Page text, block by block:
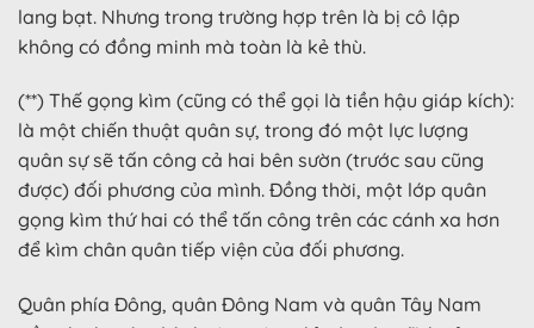
lang bạt. Nhưng trong trường hợp trên là bị cô lập
không có đồng minh mà toàn là kẻ thù.
(**) Thế gọng kìm (cũng có thể gọi là tiền hậu giáp kích):
là một chiến thuật quân sự, trong đó một lực lượng
quân sự sẽ tấn công cả hai bên sườn (trước sau cũng
được) đối phương của mình. Đồng thời, một lớp quân
gọng kìm thứ hai có thể tấn công trên các cánh xa hơn
để kìm chân quân tiếp viện của đối phương.
Quân phía Đông, quân Đông Nam và quân Tây Nam